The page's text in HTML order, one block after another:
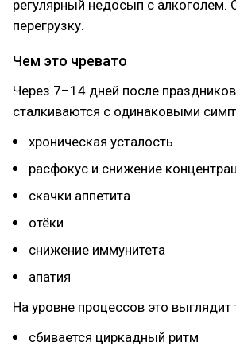
регулярный недосып с алкоголем.
перегрузку.
Чем это чревато
Через 7–14 дней после
сталкиваются с одинаковыми
хроническая усталость
расфокус и снижение
скачки аппетита
отёки
снижение иммунитета
апатия
На уровне процессов это выглядит
сбивается циркадный ритм